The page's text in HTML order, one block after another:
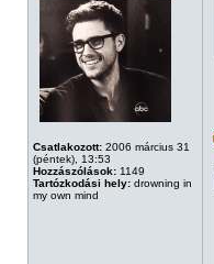
Csatlakozott: 2006 március 31
(péntek), 13:53
Hozzászólások: 1149
Tartózkodási hely: drowning in
my own mind